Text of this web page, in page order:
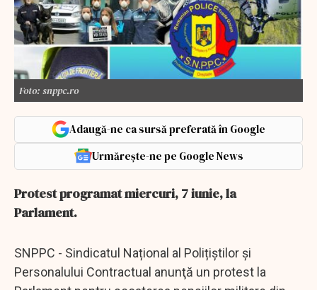
Foto: snppc.ro
Adaugă-ne ca sursă preferată în Google
Urmărește-ne pe Google News
Protest programat miercuri, 7 iunie, la
Parlament.
SNPPC - Sindicatul Național al Polițiștilor și
Personalului Contractual anunţă un protest la